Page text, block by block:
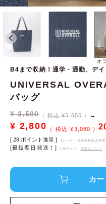
オ
B4まで収納！通学・通勤、デイ
UNIVERSAL
バッグ
¥ 3,500 税込 ¥3,850 →
¥ 2,800 ¥3,080
[ 28 ポイント進呈 ] 【シーズン当初価格販売期
[最短翌日発送！] ※条件あり、 詳細はこちら